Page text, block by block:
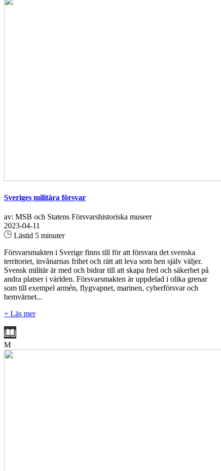
Sveriges militära försvar
av: MSB och Statens Försvarshistoriska museer
2023-04-11
Lästid 5 minuter
Försvarsmakten i Sverige finns till för att försvara det svenska
territoriet, invånarnas frihet och rätt att leva som hen själv väljer.
Svensk militär är med och bidrar till att skapa fred och säkerhet på
andra platser i världen. Försvarsmakten är uppdelad i olika grenar
som till exempel armén, flygvapnet, marinen, cyberförsvar och
hemvärnet...
+ Läs mer
M